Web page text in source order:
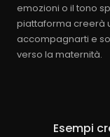
emozioni o il tono
piattaforma creerà
accompagnarti e
verso la maternità.
Esempi